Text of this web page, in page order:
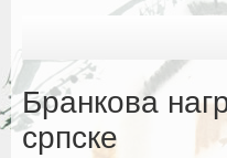
Почетна
Матица српска
Бранкова
српске